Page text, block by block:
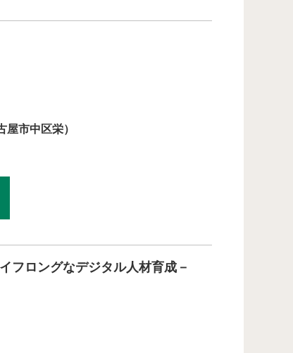
市中区栄）
フロングなデジタル人材育成－